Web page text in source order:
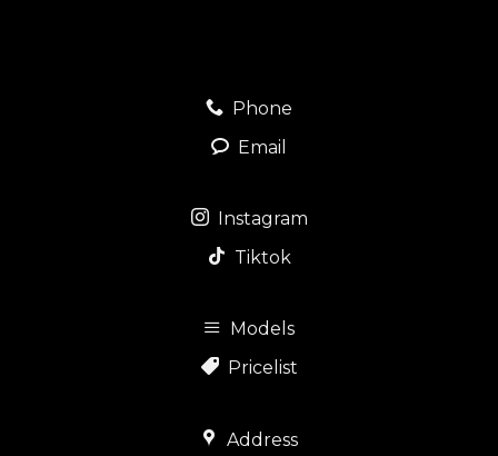
Phone
Email
Instagram
Tiktok
Models
Pricelist
Address